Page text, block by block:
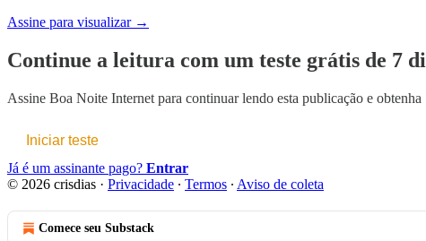
Assine para visualizar →
Continue a leitura com um teste grátis de 7
Assine Boa Noite Internet para continuar lendo esta publicação e
Iniciar teste
Já é um assinante pago? Entrar
© 2026 crisdias · Privacidade ∙ Termos ∙ Aviso de coleta
Comece seu Substack